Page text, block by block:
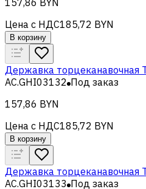
Цена с НДС185,72 BYN
В корзину
Державка торцеканавочная
AC.GHI03132 Под заказ
157,86 BYN
Цена с НДС185,72 BYN
В корзину
Державка торцеканавочная
AC.GHI03133 Под заказ